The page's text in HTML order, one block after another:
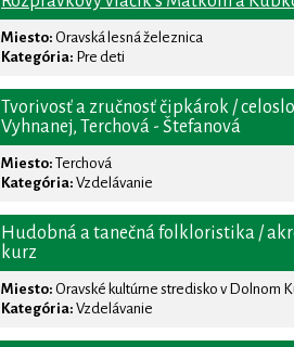
Miesto: Oravská lesná železnica
Kategória: Pre deti
Tvorivosť a zručnosť čipkárok /
Vyhnanej, Terchová - Štefanová
Miesto: Terchová
Kategória: Vzdelávanie
Hudobná a tanečná folkloristika /
kurz
Miesto: Oravské kultúrne stredisko v Dolnom
Kategória: Vzdelávanie